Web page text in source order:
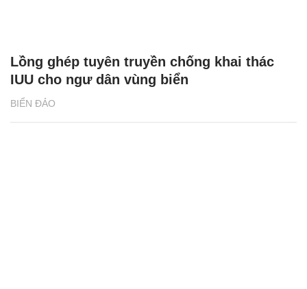
BIỂN ĐẢO
Lồng ghép tuyên truyền chống khai thác
IUU cho ngư dân vùng biển